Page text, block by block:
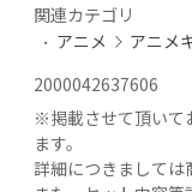
関連カテゴリ
アニメ
アニメ
2000042637606
※掲載させて頂いて
ます。
詳細につきましては